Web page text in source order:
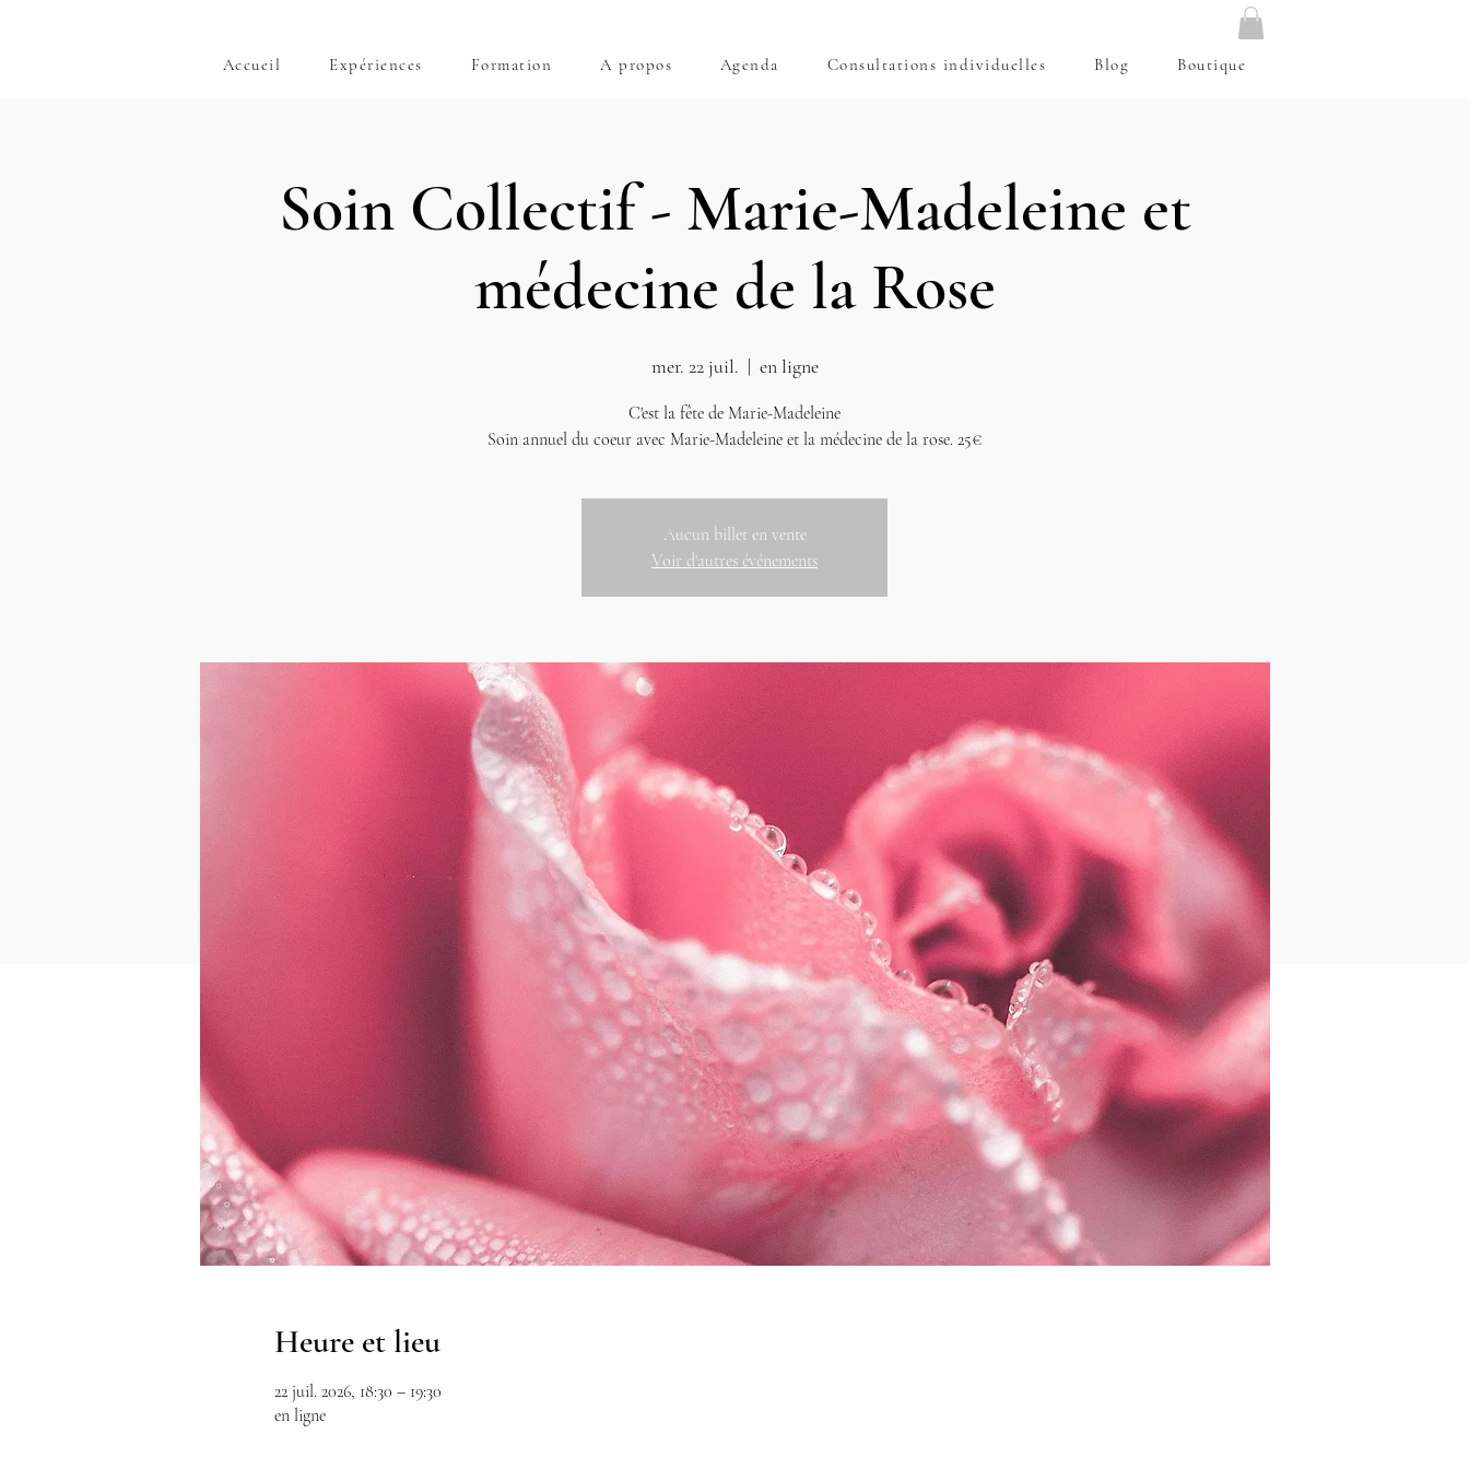
Accueil Expériences Formation A propos Agenda Consultations individuelles Blog Boutique
Soin Collectif - Marie-Madeleine et
médecine de la Rose
mer. 22 juil.
  |
en ligne
C'est la fête de Marie-Madeleine
Soin annuel du coeur avec Marie-Madeleine et la médecine de la rose. 25€
Aucun billet en vente
Voir d'autres événements
Heure et lieu
22 juil. 2026, 18:30 – 19:30
en ligne